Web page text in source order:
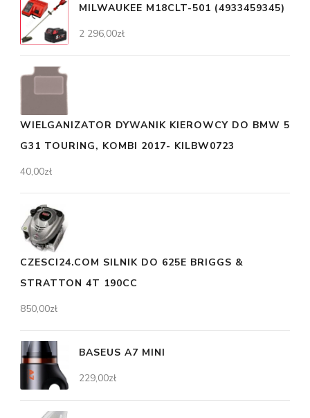
MILWAUKEE M18CLT-501 (4933459345)
2 296,00zł
WIELGANIZATOR DYWANIK KIEROWCY DO BMW 5
G31 TOURING, KOMBI 2017- KILBW0723
40,00zł
CZESCI24.COM SILNIK DO 625E BRIGGS &
STRATTON 4T 190CC
850,00zł
BASEUS A7 MINI
229,00zł